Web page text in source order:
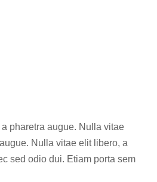
pharetra augue. Nulla vitae
Nulla vitae elit libero, a
sed odio dui. Etiam porta sem